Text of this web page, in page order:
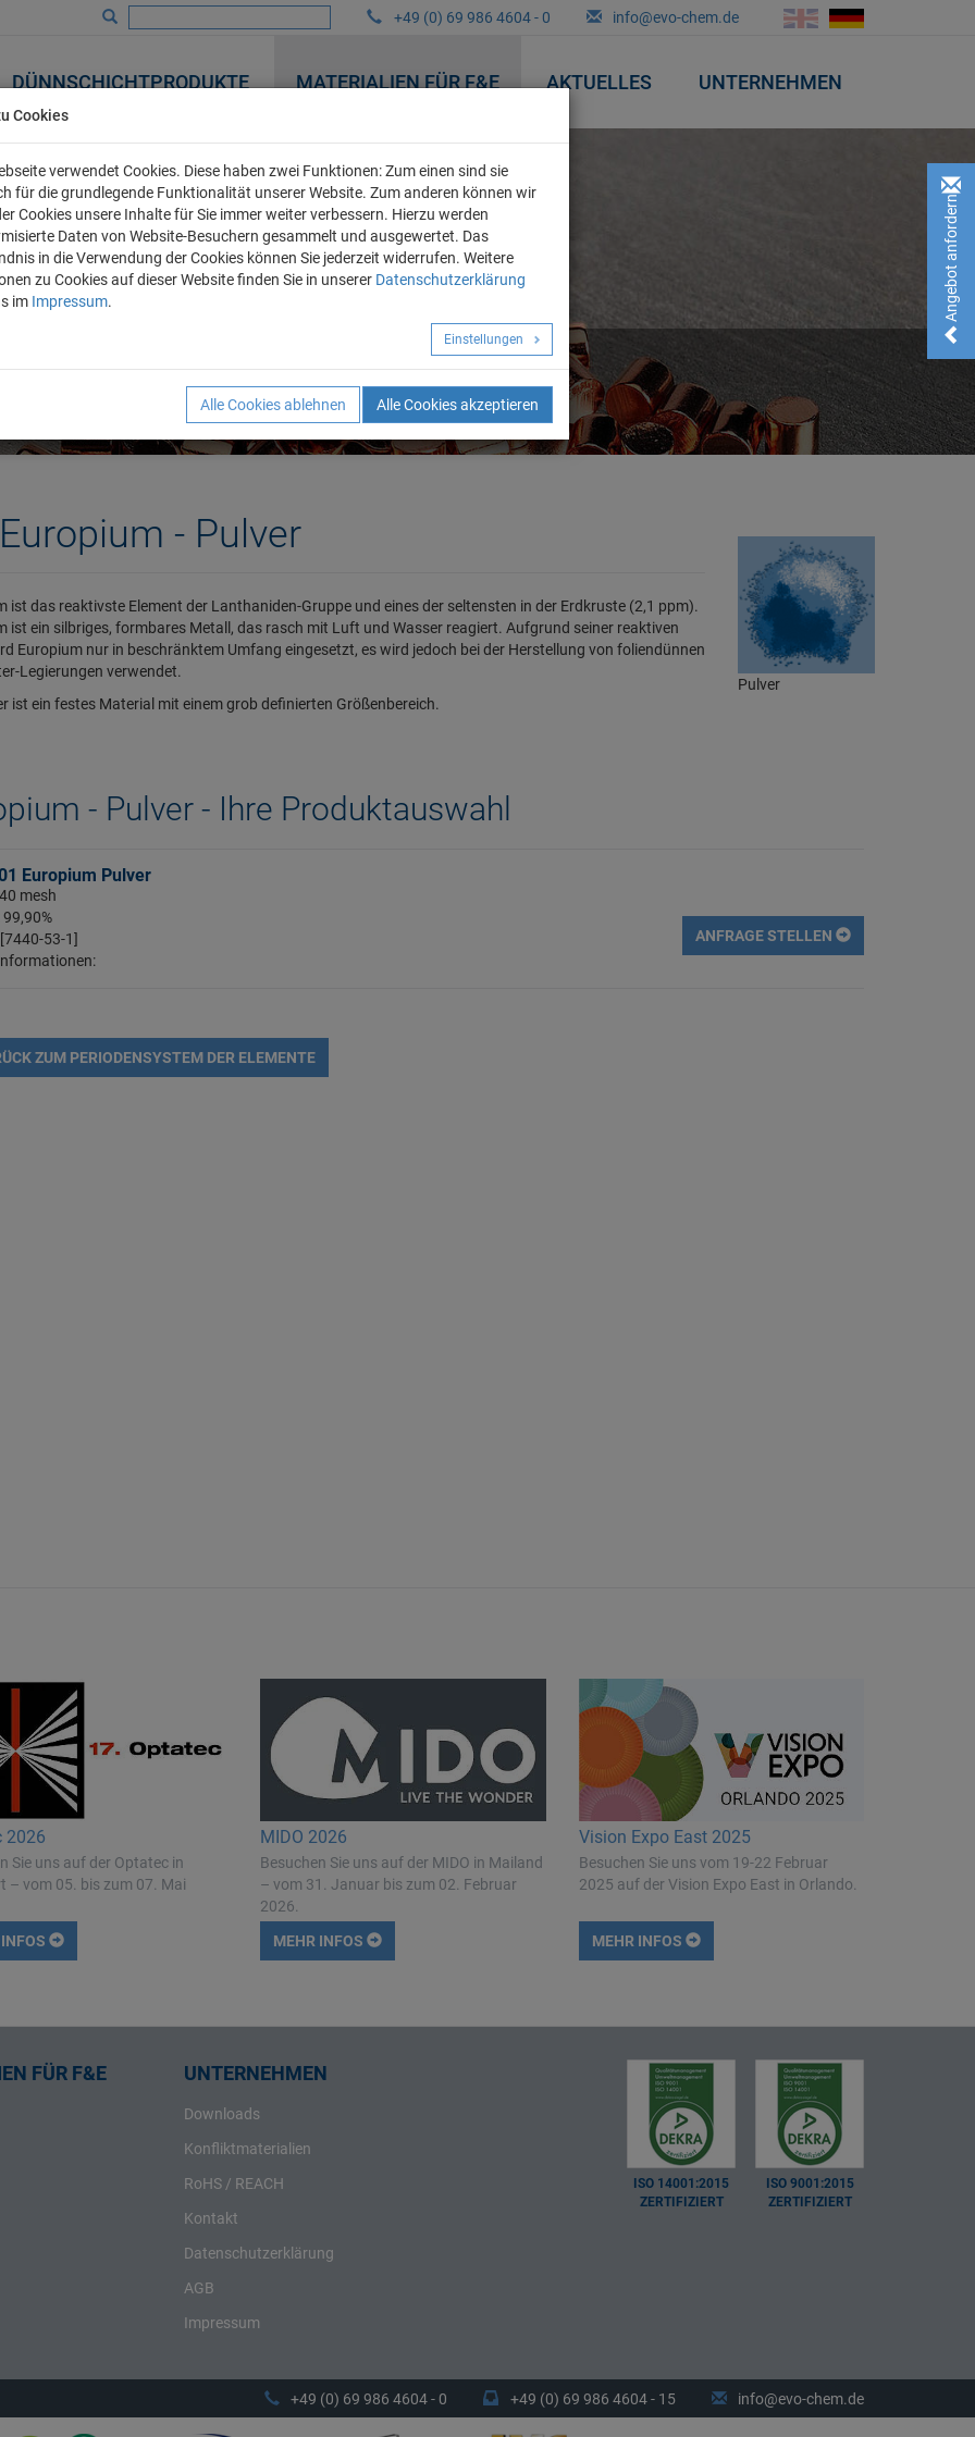
+49 (0) 69 986 4604 - 0 info@evo-chem.de
DÜNNSCHICHTPRODUKTE MATERIALIEN FÜR F&E AKTUELLES UNTERNEHMEN
Angebot anfordern!
Europium - Pulver
ist das reaktivste Element der Lanthaniden-Gruppe und eines der seltensten in der Erdkruste (2,1 ppm).
ist ein silbriges, formbares Metall, das rasch mit Luft und Wasser reagiert. Aufgrund seiner reaktiven
Europium nur in beschränktem Umfang eingesetzt, es wird jedoch bei der Herstellung von foliendünnen
Legierungen verwendet.
ist ein festes Material mit einem grob definierten Größenbereich.
Pulver
- Pulver - Ihre Produktauswahl
Europium Pulver
mesh
53-1]
ANFRAGE STELLEN
ZUM PERIODENSYSTEM DER ELEMENTE
2026
Sie uns auf der Optatec in
– vom 05. bis zum 07. Mai
MIDO 2026
Besuchen Sie uns auf der MIDO in Mailand
– vom 31. Januar bis zum 02. Februar
2026.
MEHR INFOS
Vision Expo East 2025
Besuchen Sie uns vom 19-22 Februar
2025 auf der Vision Expo East in Orlando.
MEHR INFOS
FÜR F&E UNTERNEHMEN
Downloads
Konfliktmaterialien
RoHS / REACH
Kontakt
Datenschutzerklärung
AGB
Impressum
ISO 14001:2015
ZERTIFIZIERT
ISO 9001:2015
ZERTIFIZIERT
+49 (0) 69 986 4604 - 0 +49 (0) 69 986 4604 - 15 info@evo-chem.de
Cookies
verwendet Cookies. Diese haben zwei Funktionen: Zum einen sind sie
für die grundlegende Funktionalität unserer Website. Zum anderen können wir
Cookies unsere Inhalte für Sie immer weiter verbessern. Hierzu werden
Daten von Website-Besuchern gesammelt und ausgewertet. Das
in die Verwendung der Cookies können Sie jederzeit widerrufen. Weitere
zu Cookies auf dieser Website finden Sie in unserer Datenschutzerklärung
im Impressum.
Einstellungen
Alle Cookies ablehnen Alle Cookies akzeptieren